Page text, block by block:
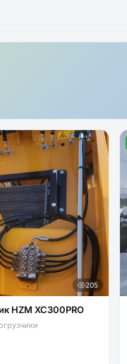
205
HZM XC300PRO